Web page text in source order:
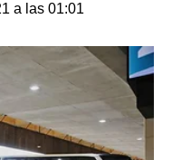
a las 01:01